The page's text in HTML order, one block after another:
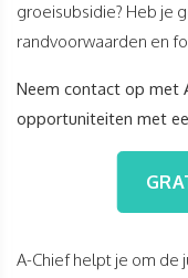
groeisubsidie? Heb je
randvoorwaarden en
Neem contact op met
opportuniteiten met
​​​​​​​A-Chief helpt je om de